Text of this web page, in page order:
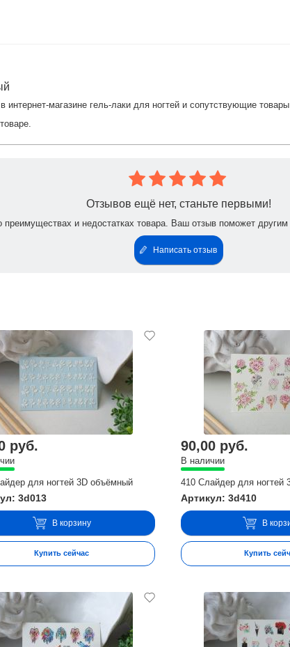
магазине гель-лаки для ногтей и сопутствующие
Отзывов ещё нет, станьте первыми!
преимуществах и недостатках товара. Ваш отзыв поможет
Написать отзыв
руб.
для ногтей 3D объёмный
3d013
В корзину
Купить сейчас
90,00 руб.
В наличии
410 Слайдер для ногтей
Артикул: 3d410
В
Купить